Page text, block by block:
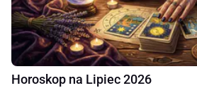
Horoskop na Lipiec 2026